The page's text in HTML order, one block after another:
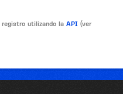
utilizando la API (ver